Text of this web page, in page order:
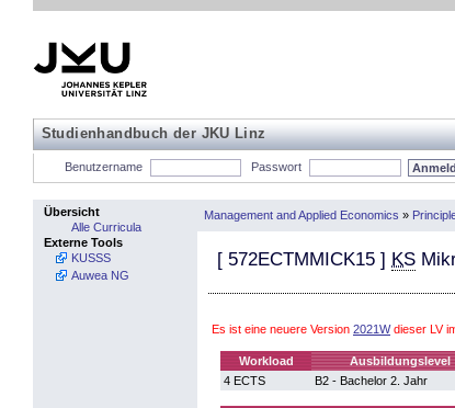
Studienhandbuch der JKU Linz
Benutzername Passwort
Übersicht
Alle Curricula
Externe Tools
KUSSS
Auwea NG
Management and Applied Economics »
[ 572ECTMMICK15 ] KS
Es ist eine neuere Version 2021Wdieser LV
Workload Ausbildungslevel
4 ECTS
B2 - Bachelor 2. Jahr